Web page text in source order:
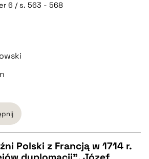
6 / s. 563 - 568
Polski z Francją w 1714 r.